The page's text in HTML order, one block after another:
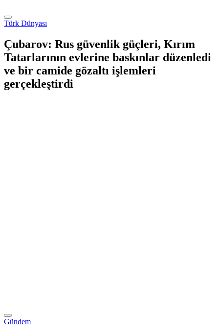
Türk Dünyası
Çubarov: Rus güvenlik güçleri, Kırım
Tatarlarının evlerine baskınlar düzenledi
ve bir camide gözaltı işlemleri
gerçekleştirdi
Gündem